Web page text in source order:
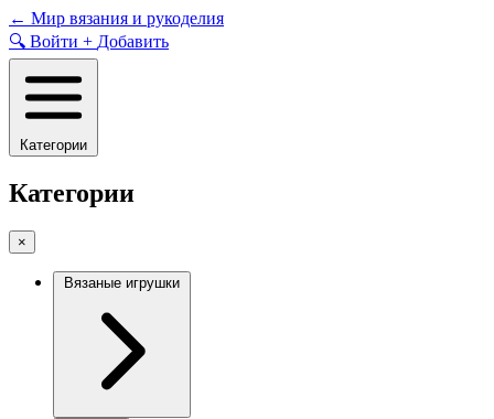
Skip
to
content
← Мир вязания и рукоделия
🔍 Войти + Добавить
Категории
Категории
×
Вязаные игрушки